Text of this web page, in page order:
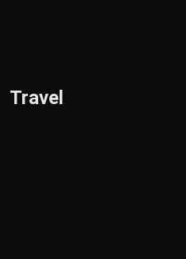
Travel